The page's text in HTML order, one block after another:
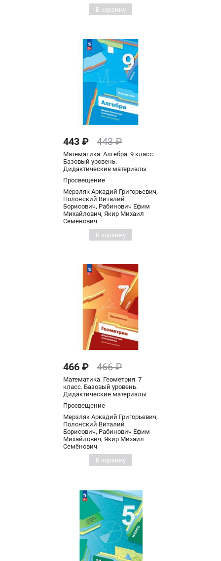
В корзину
443 ₽ 443 ₽
Математика. Алгебра. 9 класс.
Базовый уровень.
Дидактические материалы
Просвещение
Мерзляк Аркадий Григорьевич,
Полонский Виталий
Борисович, Рабинович Ефим
Михайлович, Якир Михаил
Семёнович
В корзину
466 ₽ 466 ₽
Математика. Геометрия. 7
класс. Базовый уровень.
Дидактические материалы
Просвещение
Мерзляк Аркадий Григорьевич,
Полонский Виталий
Борисович, Рабинович Ефим
Михайлович, Якир Михаил
Семёнович
В корзину